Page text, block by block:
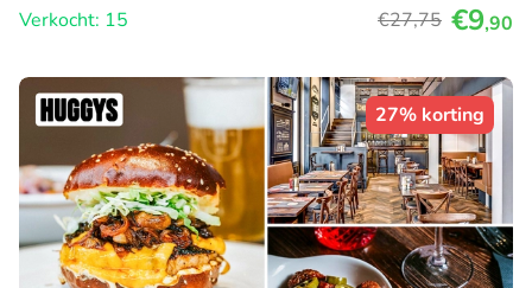
Verkocht: 15
€27,75 €9,90
27% korting